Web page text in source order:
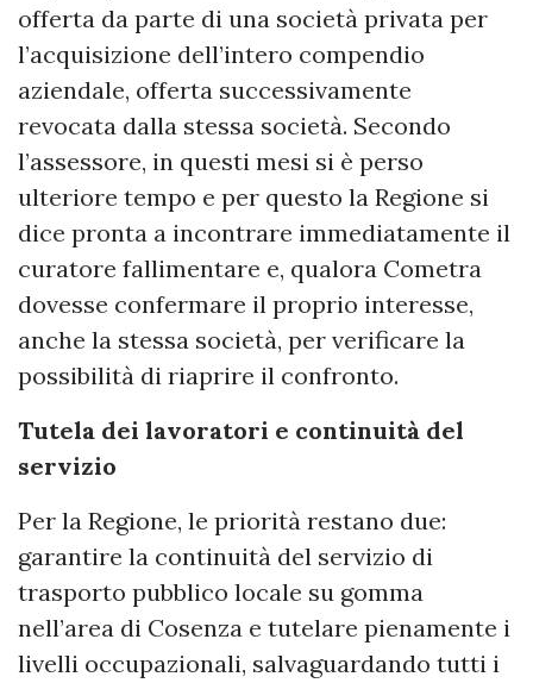
offerta da parte di una società privata per
l’acquisizione dell’intero compendio
aziendale, offerta successivamente
revocata dalla stessa società. Secondo
l’assessore, in questi mesi si è perso
ulteriore tempo e per questo la Regione si
dice pronta a incontrare immediatamente il
curatore fallimentare e, qualora Cometra
dovesse confermare il proprio interesse,
anche la stessa società, per verificare la
possibilità di riaprire il confronto.
Tutela dei lavoratori e continuità del
servizio
Per la Regione, le priorità restano due:
garantire la continuità del servizio di
trasporto pubblico locale su gomma
nell’area di Cosenza e tutelare pienamente i
livelli occupazionali, salvaguardando tutti i